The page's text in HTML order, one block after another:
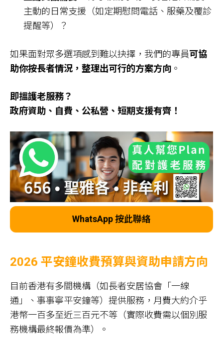
主動的日常支援（如定期慰問電話、服藥及覆診
提醒等）？
如果面對眾多選項感到難以抉擇，我們的專員可協
助你按長者情況，整理出可行的方案方向 。
即搵護老服務？
政府資助、自費、公私營、短期支援有齊！
WhatsApp 按此聯絡
2026 平安鐘收費預算與資助申請方向
目前香港有多間機構（如長者安居協會「一線
通」、事事寧平安鐘等）提供服務，月費大約介乎
港幣一百多至近三百元不等（實際收費需以個別服
務機構最終報價為準）。